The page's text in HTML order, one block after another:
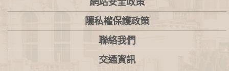
隱私權保護政策
聯絡我們
交通資訊